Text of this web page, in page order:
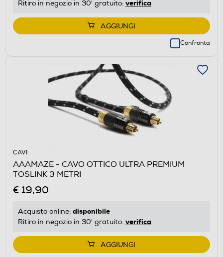
Ritiro in negozio in 30' gratuito: verifica
AGGIUNGI
Confronta
CAVI
AAAMAZE - CAVO OTTICO ULTRA PREMIUM
TOSLINK 3 METRI
€ 19,90
Acquisto online: disponibile
Ritiro in negozio in 30' gratuito: verifica
AGGIUNGI